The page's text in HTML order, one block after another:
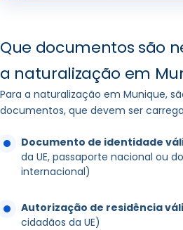
Que documentos são
a naturalização em
Para a naturalização em Munique,
documentos, que devem ser
Documento de identidade
da UE, passaporte nacional ou
internacional)
Autorização de residência
cidadãos da UE)